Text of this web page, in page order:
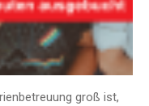
groß ist,